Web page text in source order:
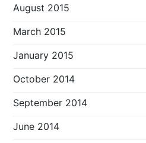
August 2015
March 2015
January 2015
October 2014
September 2014
June 2014